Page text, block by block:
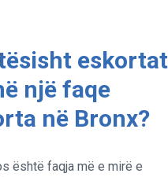
eskortat
një faqe
në Bronx?
është faqja më e mirë e